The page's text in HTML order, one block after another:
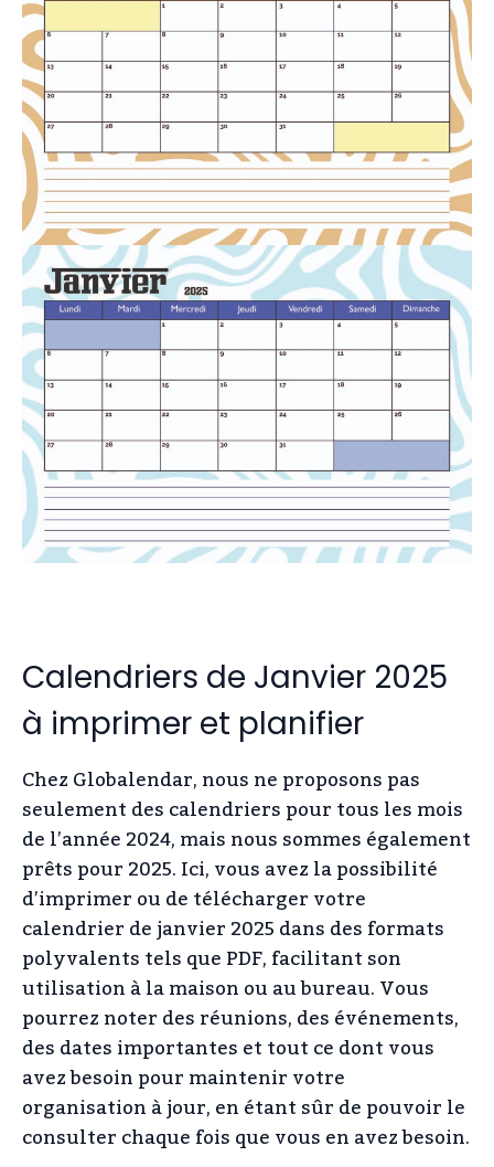
Calendriers de Janvier 2025
à imprimer et planifier
Chez Globalendar, nous ne proposons pas
seulement des calendriers pour tous les mois
de l’année 2024, mais nous sommes également
prêts pour 2025. Ici, vous avez la possibilité
d’imprimer ou de télécharger votre
calendrier de janvier 2025 dans des formats
polyvalents tels que PDF, facilitant son
utilisation à la maison ou au bureau. Vous
pourrez noter des réunions, des événements,
des dates importantes et tout ce dont vous
avez besoin pour maintenir votre
organisation à jour, en étant sûr de pouvoir le
consulter chaque fois que vous en avez besoin.